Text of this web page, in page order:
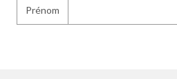
Prénom